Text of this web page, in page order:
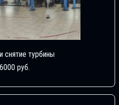
снятие турбины
руб.